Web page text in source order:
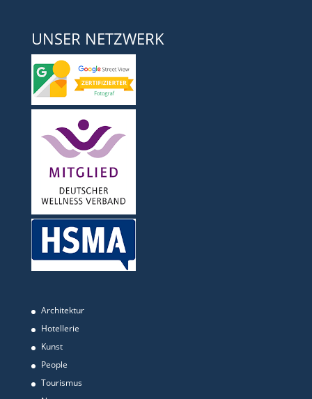
UNSER NETZWERK
Architektur
Hotellerie
Kunst
People
Tourismus